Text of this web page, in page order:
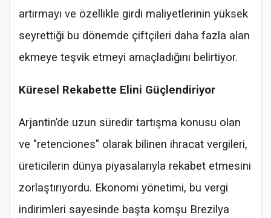
artırmayı ve özellikle girdi maliyetlerinin yüksek
seyrettiği bu dönemde çiftçileri daha fazla alan
ekmeye teşvik etmeyi amaçladığını belirtiyor.
Küresel Rekabette Elini Güçlendiriyor
Arjantin’de uzun süredir tartışma konusu olan
ve "retenciones" olarak bilinen ihracat vergileri,
üreticilerin dünya piyasalarıyla rekabet etmesini
zorlaştırıyordu. Ekonomi yönetimi, bu vergi
indirimleri sayesinde başta komşu Brezilya